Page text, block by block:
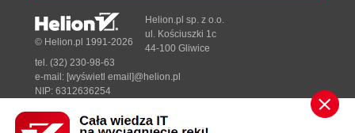
Designed with ♥ byTonik.pl
© Helion.pl 1991-2026
Helion.pl sp. z o.o.
ul. Kościuszki 1c
44-100 Gliwice
tel. (32) 230-98-63
e-mail: [wyświetl email]@helion.pl
NIP: 6312636254